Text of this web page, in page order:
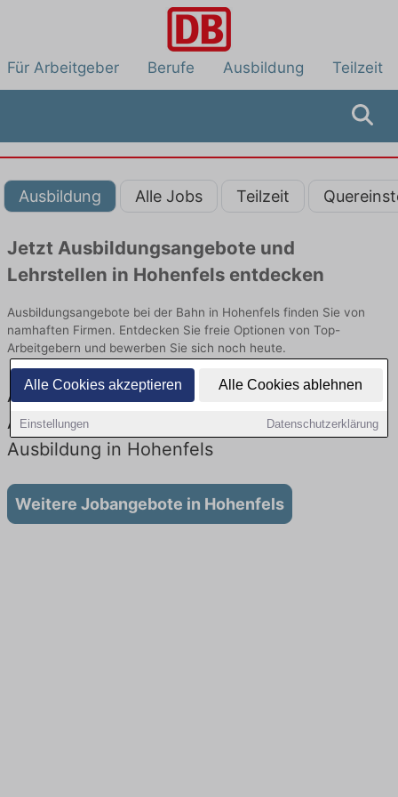
Alle Cookies akzeptieren Alle Cookies ablehnen
Einstellungen Datenschutzerklärung
Für Arbeitgeber Berufe Ausbildung Teilzeit
Ausbildung Alle Jobs Teilzeit
Jetzt Ausbildungsangebote und
Lehrstellen in Hohenfels entdecken
Ausbildungsangebote bei der Bahn in Hohenfels finden Sie von
namhaften Firmen. Entdecken Sie freie Optionen von Top-
Arbeitgebern und bewerben Sie sich noch heute.
Ausbildung in Hohenfels bei der Bahn:
Aktuell gibt es keine Stellenangebote für
Ausbildung in Hohenfels
Weitere Jobangebote in Hohenfels